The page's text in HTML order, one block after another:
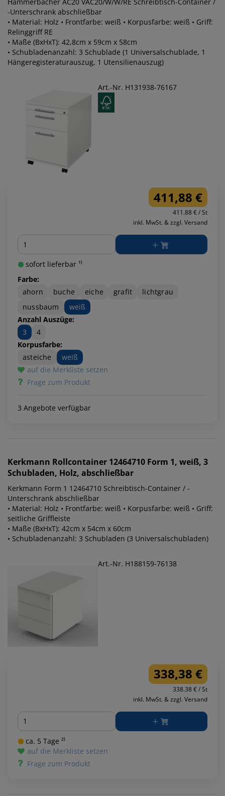
-Unterschrank abschließbar
• Material: Holz • Frontfarbe: weiß • Korpusfarbe: weiß • Griff:
Relinggriff RE
• Maße (BxHxT): 42,8cm x 59cm x 58cm
• Schubladenanzahl: 3 Schublade (1 Universalschublade, 1
Hängeregisteraturauszug, 1 Utensilienauszug)
Art.-Nr. H131938-76167
411,88 €
411.88 € / St
inkl. MwSt. & zzgl. Versand
Menge
sofort lieferbar ¹⁾
Farbe:
ahorn
buche eiche grafit
lichtgrau
nussbaum
weiß
Anzahl Auszüge:
3
4
Korpusfarbe:
asteiche
weiß
auf die Merkliste setzen
Frage zum Produkt
3 Angebote verfügbar
Kerkmann Rollcontainer 12464710 Form 1, weiß, 3
Schubladen, Holz, abschließbar
Kerkmann Form 1 12464710 Schreibtisch-Container / -
Unterschrank abschließbar
• Material: Holz • Frontfarbe: weiß • Korpusfarbe: weiß • Griff:
seitliche Griffleiste
• Maße (BxHxT): 42cm x 54cm x 60cm
• Schubladenanzahl: 3 Schubladen (3 Universalschubladen)
Art.-Nr. H188159-76138
338,38 €
338.38 € / St
inkl. MwSt. & zzgl. Versand
Menge
ca. 5 Tage ²⁾
auf die Merkliste setzen
Frage zum Produkt